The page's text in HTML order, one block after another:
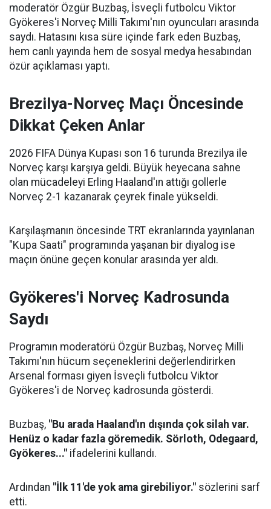
moderatör Özgür Buzbaş, İsveçli futbolcu Viktor
Gyökeres'i Norveç Milli Takımı'nın oyuncuları arasında
saydı. Hatasını kısa süre içinde fark eden Buzbaş,
hem canlı yayında hem de sosyal medya hesabından
özür açıklaması yaptı.
Brezilya-Norveç Maçı Öncesinde
Dikkat Çeken Anlar
2026 FIFA Dünya Kupası son 16 turunda Brezilya ile
Norveç karşı karşıya geldi. Büyük heyecana sahne
olan mücadeleyi Erling Haaland'ın attığı gollerle
Norveç 2-1 kazanarak çeyrek finale yükseldi.
Karşılaşmanın öncesinde TRT ekranlarında yayınlanan
"Kupa Saati" programında yaşanan bir diyalog ise
maçın önüne geçen konular arasında yer aldı.
Gyökeres'i Norveç Kadrosunda
Saydı
Programın moderatörü Özgür Buzbaş, Norveç Milli
Takımı'nın hücum seçeneklerini değerlendirirken
Arsenal forması giyen İsveçli futbolcu Viktor
Gyökeres'i de Norveç kadrosunda gösterdi.
Buzbaş, "Bu arada Haaland'ın dışında çok silah var.
Henüz o kadar fazla göremedik. Sörloth, Odegaard,
Gyökeres..." ifadelerini kullandı.
Ardından "İlk 11'de yok ama girebiliyor." sözlerini sarf
etti.